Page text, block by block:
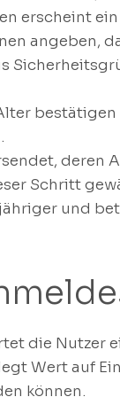
erscheint
angeben,
deren
Schritt
und
die Nutzer
Wert auf
können.